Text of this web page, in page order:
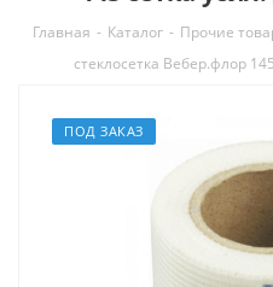
Главная - Каталог - Прочие
стеклосетка Вебер.флор
ПОД ЗАКАЗ